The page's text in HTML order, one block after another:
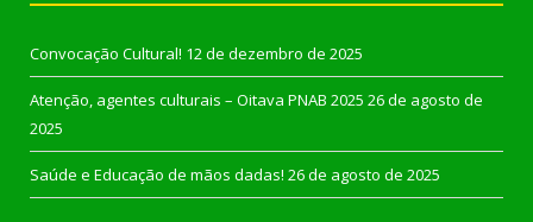
Convocação Cultural! 12 de dezembro de 2025
Atenção, agentes culturais – Oitava PNAB 2025 26 de agosto de
2025
Saúde e Educação de mãos dadas! 26 de agosto de 2025